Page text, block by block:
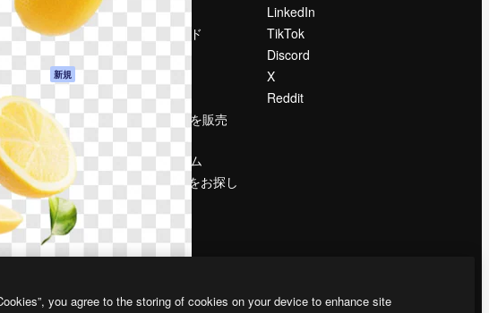
規約
ライバシーポリ
ジナル 新規
キーポリシー
ストセンター
ィリエイト
向け
採用情報
検索トレンド
ブログ
Slidesgo
コンテンツを販売
する
プレスルーム
magnific.aiをお探し
ですか？
LinkedIn
TikTok
Discord
X
Reddit
you agree to the storing of cookies on your device to enhance site